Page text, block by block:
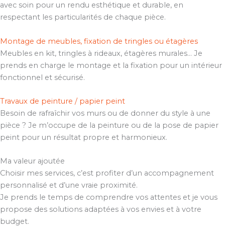
avec soin pour un rendu esthétique et durable, en
respectant les particularités de chaque pièce.
Montage de meubles, fixation de tringles ou étagères
Meubles en kit, tringles à rideaux, étagères murales… Je
prends en charge le montage et la fixation pour un intérieur
fonctionnel et sécurisé.
Travaux de peinture / papier peint
Besoin de rafraîchir vos murs ou de donner du style à une
pièce ? Je m’occupe de la peinture ou de la pose de papier
peint pour un résultat propre et harmonieux.
Ma valeur ajoutée
Choisir mes services, c’est profiter d’un accompagnement
personnalisé et d’une vraie proximité.
Je prends le temps de comprendre vos attentes et je vous
propose des solutions adaptées à vos envies et à votre
budget.